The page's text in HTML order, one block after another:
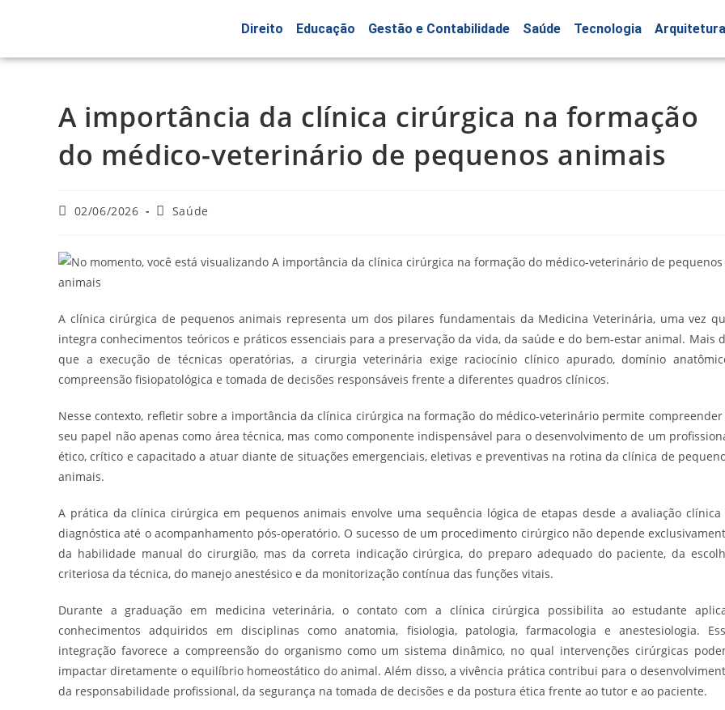
Direito Educação Gestão e Contabilidade Saúde Tecnologia
A importância da clínica cirúrgica na formação
do médico-veterinário de pequenos animais
02/06/2026 Saúde
A clínica cirúrgica de pequenos animais representa um dos pilares fundamentais da Medicina Veterinária, uma vez
integra conhecimentos teóricos e práticos essenciais para a preservação da vida, da saúde e do bem-estar animal. Mais
que a execução de técnicas operatórias, a cirurgia veterinária exige raciocínio clínico apurado, domínio
compreensão fisiopatológica e tomada de decisões responsáveis frente a diferentes quadros clínicos.
Nesse contexto, refletir sobre a importância da clínica cirúrgica na formação do médico-veterinário permite compreender
seu papel não apenas como área técnica, mas como componente indispensável para o desenvolvimento de um
ético, crítico e capacitado a atuar diante de situações emergenciais, eletivas e preventivas na rotina da clínica de
animais.
A prática da clínica cirúrgica em pequenos animais envolve uma sequência lógica de etapas desde a avaliação clínica
diagnóstica até o acompanhamento pós-operatório. O sucesso de um procedimento cirúrgico não depende
da habilidade manual do cirurgião, mas da correta indicação cirúrgica, do preparo adequado do paciente, da
criteriosa da técnica, do manejo anestésico e da monitorização contínua das funções vitais.
Durante a graduação em medicina veterinária, o contato com a clínica cirúrgica possibilita ao estudante
conhecimentos adquiridos em disciplinas como anatomia, fisiologia, patologia, farmacologia e anestesiologia.
integração favorece a compreensão do organismo como um sistema dinâmico, no qual intervenções cirúrgicas
impactar diretamente o equilíbrio homeostático do animal. Além disso, a vivência prática contribui para o
da responsabilidade profissional, da segurança na tomada de decisões e da postura ética frente ao tutor e ao paciente.